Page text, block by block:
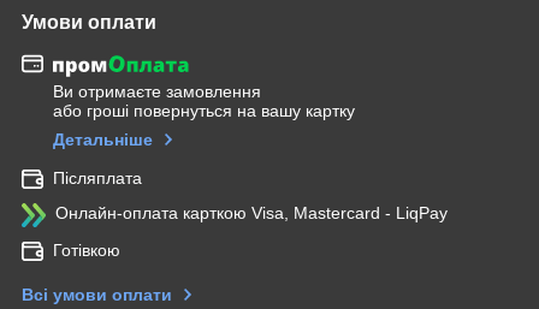
Умови оплати
Ви отримаєте замовлення
або гроші повернуться на вашу картку
Детальніше
Післяплата
Онлайн-оплата карткою Visa, Mastercard - LiqPay
Готівкою
Всі умови оплати